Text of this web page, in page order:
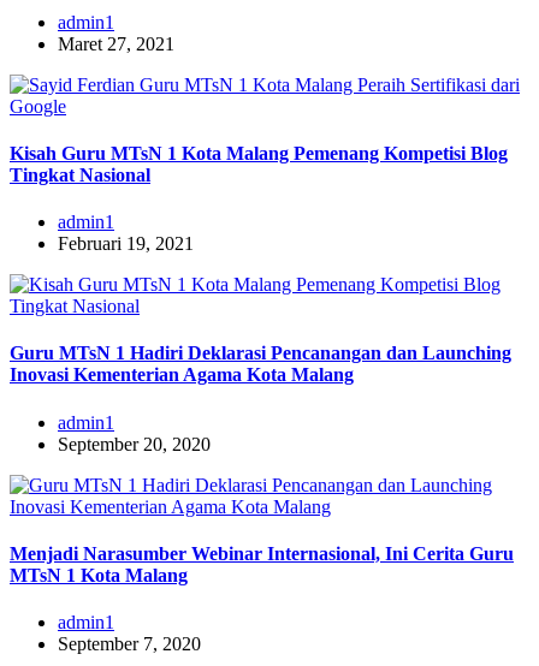
admin1
Maret 27, 2021
Kisah Guru MTsN 1 Kota Malang Pemenang Kompetisi Blog
Tingkat Nasional
admin1
Februari 19, 2021
Guru MTsN 1 Hadiri Deklarasi Pencanangan dan Launching
Inovasi Kementerian Agama Kota Malang
admin1
September 20, 2020
Menjadi Narasumber Webinar Internasional, Ini Cerita Guru
MTsN 1 Kota Malang
admin1
September 7, 2020